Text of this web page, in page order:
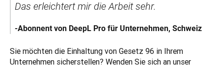
Das erleichtert mir die Arbeit sehr.
-Abonnent von DeepL Pro für Unternehmen, Schweiz
Sie möchten die Einhaltung von Gesetz 96 in Ihrem